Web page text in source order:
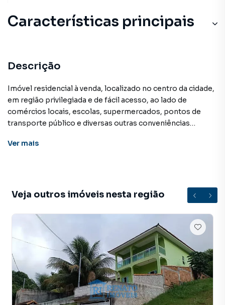
Características principais
Descrição
Imóvel residencial à venda, localizado no centro da cidade,
em região privilegiada e de fácil acesso, ao lado de
comércios locais, escolas, supermercados, pontos de
transporte público e diversas outras conveniências
geração de renda.
A casa principal dispõe de sala de estar, dois quartos,
cozinha, banheiro social e garagem com capacidade para
um veículo, apresentando uma distribuição funcional e
confortável dos ambientes.
O anexo de kitnet é composto por sala, um quarto, cozinha
e banheiro, com acesso independente, garantindo
privacidade e praticidade.
Ver mais
Veja outros imóveis nesta região